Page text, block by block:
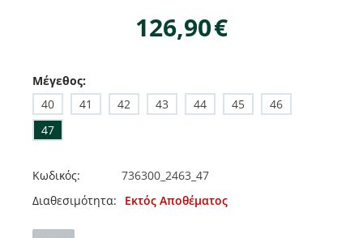
126,90€
Μέγεθος:
40
41 42 43 44 45
46
47
Κωδικός:
736300_2463_47
Διαθεσιμότητα:
Εκτός Αποθέματος